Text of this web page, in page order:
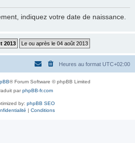
indiquez votre date de naissance.
Heures au format UTC+02:00
® Forum Software © phpBB Limited
parphpBB-fr.com
by: phpBB SEO
Conditions